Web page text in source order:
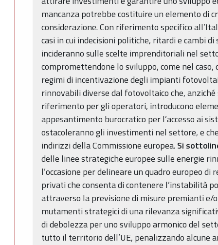
mancanza potrebbe costituire un elemento di
considerazione. Con riferimento specifico
casi in cui indecisioni politiche, ritardi e cambi
incideranno sulle scelte imprenditoriali nel
compromettendone lo sviluppo, come nel caso,
regimi di incentivazione degli impianti
rinnovabili diverse dal fotovoltaico che,
riferimento per gli operatori, introducono
appesantimento burocratico per l’accesso ai
ostacoleranno gli investimenti nel settore, e
indirizzi della Commissione europea.Si
delle linee strategiche europee sulle energie
l’occasione per delineare un quadro europeo
privati che consenta di contenere l’instabilità
attraverso la previsione di misure premianti e/
mutamenti strategici di una rilevanza
di debolezza per uno sviluppo armonico del
tutto il territorio dell’UE, penalizzando alcune